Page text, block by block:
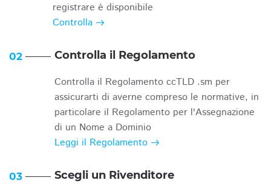
registrare è disponibile
Controlla
02 Controlla il Regolamento
Controlla il Regolamento ccTLD .sm per
assicurarti di averne compreso le normative, in
particolare il Regolamento per l'Assegnazione
di un Nome a Dominio
Leggi il Regolamento
03 Scegli un Rivenditore